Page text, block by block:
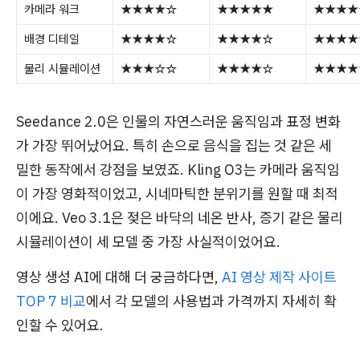
카메라 워크
★★★★☆ ★★★★★
배경 디테일
★★★★☆ ★★★★☆
물리 시뮬레이션
★★★☆☆ ★★★★☆
Seedance 2.0은 인물의 자연스러운 움직임과 표정 변화
가 가장 뛰어났어요. 특히 손으로 음식을 집는 것 같은 세
밀한 동작에서 강점을 보였죠. Kling O3는 카메라 움직임
이 가장 영화적이었고, 시네마틱한 분위기를 원할 때 최적
이에요. Veo 3.1은 젖은 바닥의 네온 반사, 증기 같은 물리
시뮬레이션이 세 모델 중 가장 사실적이었어요.
영상 생성 AI에 대해 더 궁금하다면, AI 영상 제작 사이트
TOP 7 비교에서 각 모델의 사용법과 가격까지 자세히 확
인할 수 있어요.